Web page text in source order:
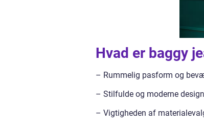
Hvad er baggy
– Rummelig pasform og
– Stilfulde og moderne
– Vigtigheden af